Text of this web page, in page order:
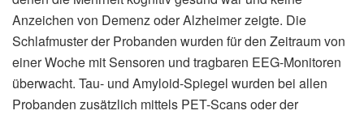
Anzeichen von Demenz oder Alzheimer zeigte. Die
Schlafmuster der Probanden wurden für den Zeitraum von
einer Woche mit Sensoren und tragbaren EEG-Monitoren
überwacht. Tau- und Amyloid-Spiegel wurden bei allen
Probanden zusätzlich mittels PET-Scans oder der